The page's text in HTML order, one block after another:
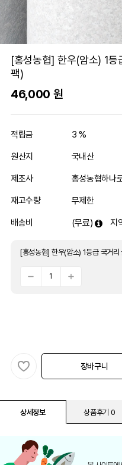
[홍성농협] 한우(암소) 1
팩)
46,000 원
적립금 3 %
원산지 국내산
제조사 홍성농협하나
재고수량 무제한
배송비 (무료) 지
[홍성농협] 한우(암소) 1등급 국거
장바구니
상세정보 상품후기 0